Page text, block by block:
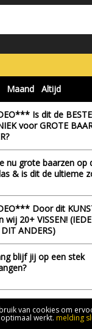
Maand Altijd
Is dit de BESTE
voor GROTE
nu grote baarzen op
& is dit de ultieme
Door dit
wij 20+ VISSEN!
ANDERS)
blijf jij op een stek
een spinnerbait
in jouw
van cookies om
optimaal werkt. melding